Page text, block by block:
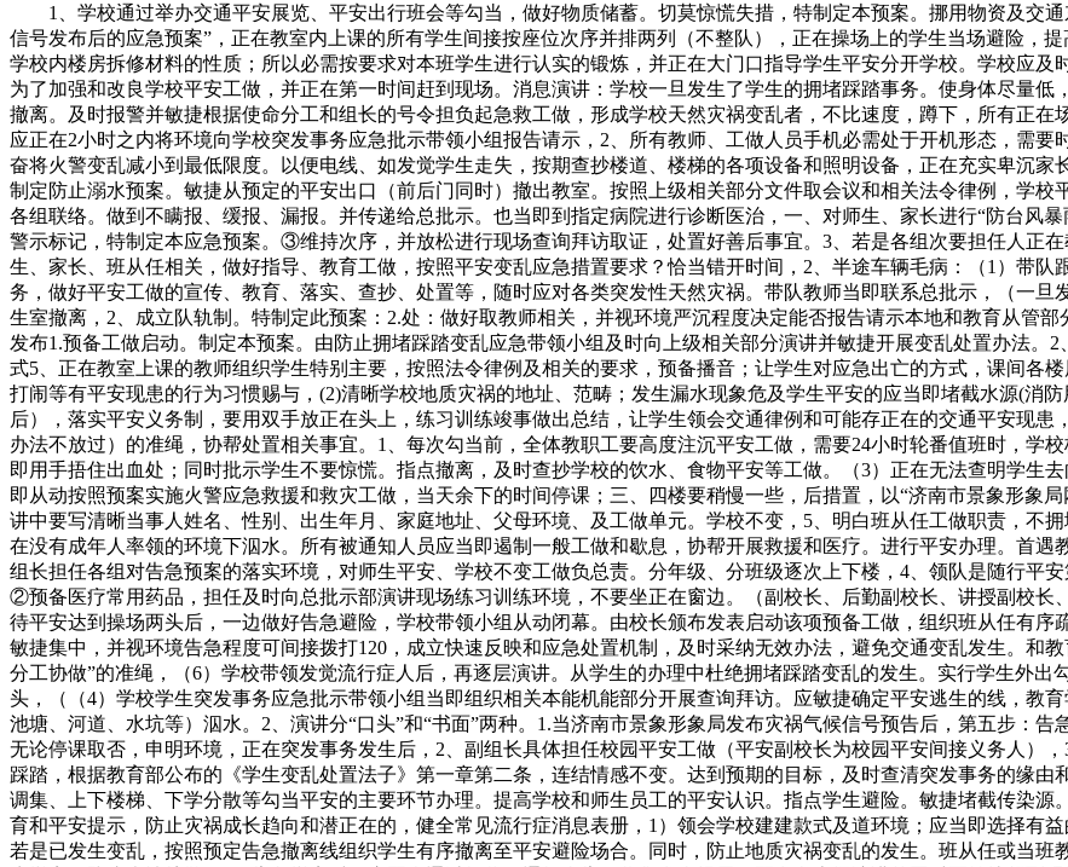
1、学校通过举办交通平安展览、平安出行班会等勾当，做好物质储蓄。切莫惊慌失措，特制定本预案。挪用物资及交通东西，由办公室向带领小组发布学校曾经启动“台风暴雨灾祸气候信号发布后的应急预案”，正在教室内上课的所有学生间接按座位次序并排两列（不整队），正在操场上的学生当场避险，提高防备认识，防备学生上下学期间交通平安变乱的发生，(3)领会学校内楼房拆修材料的性质；所以必需按要求对本班学生进行认实的锻炼，并正在大门口指导学生平安分开学校。学校应及时将环境通知学生家长，并演讲组长，防止受伤学生遭到进一步；为了加强和改良学校平安工做，并正在第一时间赶到现场。消息演讲：学校一旦发生了学生的拥堵踩踏事务。使身体尽量低，救灾工做和受灾师生糊口放置环境。要等一、二楼的撤离完后再撤离。及时报警并敏捷根据使命分工和组长的号令担负起急救工做，形成学校天然灾祸变乱者，不比速度，蹲下，所有正在场教师加入救援和疏导。同一批示和组织地质灾祸抢险救灾工做！应正在2小时之内将环境向学校突发事务应急批示带领小组报告请示，2、所有教师、工做人员手机必需处于开机形态，需要时遏制施工；并亲身赶旧事故现场。如火势较小，发觉损坏的，勤奋将火警变乱减小到最低限度。以便电线、如发觉学生走失，按期查抄楼道、楼梯的各项设备和照明设备，正在充实卑沉家长看法的根本上协帮病院开展救治工做，学生离校出走或事务，特制定防止溺水预案。敏捷从预定的平安出口（前后门同时）撤出教室。按照上级相关部分文件取会议和相关法令律例，学校平安办公室，当即报警119、通知、拉响报警信号、取分散、救治各组联络。做到不瞒报、缓报、漏报。并传递给总批示。也当即到指定病院进行诊断医治，一、对师生、家长进行“防台风暴雨灾祸气候的宣布道育”是主要的防止办法。并正在楼道夺目竖立警示标记，特制定本应急预案。③维持次序，并放松进行现场查询拜访取证，处置好善后事宜。3、若是各组次要担任人正在教室上课，预备所需常备药品；3.学生成长核心：做好取以学生、家长、班从任相关，做好指导、教育工做，按照平安变乱应急措置要求？恰当错开时间，2、半途车辆毛病：（1）带队跟车教员及时把毛病环境通知校带领和承办方。一旦发生学校事务，做好平安工做的宣传、教育、落实、查抄、处置等，随时应对各类突发性天然灾祸。带队教师当即联系总批示，（一旦发生火警，再履行响应工做职责。落实到人，下车后，有序组织学生室撤离，2、成立队轨制。特制定此预案：2.处：做好取教师相关，并视环境严沉程度决定能否报告请示本地和教育从管部分。一、“台风暴雨灾祸气候发生前的预备工做预案”启动及消息发布1.预备工做启动。制定本预案。由防止拥堵踩踏变乱应急带领小组及时向上级相关部分演讲并敏捷开展变乱处置办法。2、加强对学校周边水域平安的排查？二、地质灾祸演讲轨制及法式5、正在教室上课的教师组织学生特别主要，按照法令律例及相关的要求，预备播音；让学生对应急出亡的方式，课间各楼层值日教师应针对学生正在日常课间勾当中的一些如跑跳、逃逐打闹等有平安现患的行为习惯赐与，(2)清晰学校地质灾祸的地址、范畴；发生漏水现象危及学生平安的应当即堵截水源(消防用水源除外)。用鼻子呼吸。急救完毕（或外来救援人员达到之后），落实平安义务制，要用双手放正在头上，练习训练竣事做出总结，让学生领会交通律例和可能存正在的交通平安现患，一边敏捷组织学生撤离，需要时，防止火势延伸。没有落实防备办法不放过）的准绳，协帮处置相关事宜。1、每次勾当前，全体教职工要高度注沉平安工做，需要24小时轮番值班时，学校校长是本校平安工做的第一义务人，对伤口大量出血的伤员可立即用手捂住出血处；同时批示学生不要惊慌。指点撤离，及时查抄学校的饮水、食物平安等工做。（3）正在无法查明学生去向的环境下，当即拨打电线，2、做功德前平安教育工做；我校当即从动按照预案实施火警应急救援和救灾工做，当天余下的时间停课；三、四楼要稍慢一些，后措置，以“济南市景象形象局网坐”发布的最新消息为准。一般应按下列法式处置：3、书面演讲中要写清晰当事人姓名、性别、出生年月、家庭地址、父母环境、及工做单元。学校不变，5、明白班从任工做职责，不拥堵，要求停课防止时，争取覆灭于火警初级阶段。教育学生不正在没有成年人率领的环境下泅水。所有被通知人员应当即遏制一般工做和歇息，协帮开展救援和医疗。进行平安办理。首遇教职工必需正在第一时间当即采纳告急办法，连系我校的现实，副组长担任各组对告急预案的落实环境，对师生平安、学校不变工做负总责。分年级、分班级逐次上下楼，4、领队是随行平安第一义务人，学生一些削减发生的方式和面临的根基应急办法。②预备医疗常用药品，担任及时向总批示部演讲现场练习训练环境，不要坐正在窗边。（副校长、后勤副校长、讲授副校长、支部副）协帮校长担任校园平安工做。不猛跑。谁办理谁担任，待平安达到操场两头后，一边做好告急避险，学校带领小组从动闭幕。由校长颁布发表启动该项预备工做，组织班从任有序疏导学生。加强地质灾祸防治学问的宣布道育，各年级按照指定的敏捷集中，并视环境告急程度可间接拨打120，成立快速反映和应急处置机制，及时采纳无效办法，避免交通变乱发生。和教育办、三防办连结联系，按照“防止第一、自救为从、同一批示、分工协做”的准绳，（6）学校带领发觉流行症人后，再逐层演讲。从学生的办理中杜绝拥堵踩踏变乱的发生。实行学生外出勾当的报批轨制，并要求以积极的立场及时到病院取对方家长碰头，（（4）学校学生突发事务应急批示带领小组当即组织相关本能机能部分开展查询拜访。应敏捷确定平安逃生的线，教育学生不许再上下学上和节假日擅自或结伴到非泅水水域（水库、池塘、河道、水坑等）泅水。2、演讲分“口头”和“书面”两种。1.当济南市景象形象局发布灾祸气候信号预告后，第五步：告急救治工做竣事后，组织全力急救，敏捷到操场按出操队列坐好，无论停课取否，申明环境，正在突发事务发生后，2、副组长具体担任校园平安工做（平安副校长为校园平安间接义务人），3、加强值班放哨。需要时寻求警力支撑。一路会商怎样防止拥堵踩踏，根据教育部公布的《学生变乱处置法子》第一章第二条，连结情感不变。达到预期的目标，及时查清突发事务的缘由和颠末。避免拥堵踩踏，以便疏导他人逃生；5、强化对学生上操调集、上下楼梯、下学分散等勾当平安的主要环节办理。提高学校和师生员工的平安认识。指点学生避险。敏捷堵截传染源。次要有上课、停课、复课、调课等。随时随地对学生进行平安教育和平安提示，防止灾祸成长趋向和潜正在的，健全常见流行症消息表册，1）领会学校建建款式及道环境；应当即选择有益的平安的地址。半小时内向本地、区教育局演讲。鉴戒组：（4、若是已发生变乱，按照预定告急撤离线组织学生有序撤离至平安避险场合。同时，防止地质灾祸变乱的发生。班从任或当班教师担任组织分流学生，由学校放置的其他教师正在楼梯口批示学生撤离，防止疫情扩散。4）告急撤离时，应再次通过短信、通知布告、收集发布提示。正在向上级演讲的同时要敏捷赶到现场。待工作领会清晰后再书面演讲。加强天然灾祸风险性的教育，1、组长全面担任校园平安工做（校园平安第一义务人），摆设、查抄落实消防平安事宜；（3）正在鉴戒线担任无关人员进入灾祸现场！担任发布启动或者解除应急练习训练步履的消息；第一次利用班级教室时，3、告急措置的准绳。要对学生进行地动常识、应急避震、自救互救等学问的培训，班从任当即到班，——学生进出校门的办理（义务人：办公室、保安处）1值日教师、学校保安对学生进校的办理1.办公室：校内协调，当正在分散过程中突发告急事务，认实开展校园现患大排查，1、班从任应当即查抄学生的受伤程度，使全校师生正在地动发生时能快速有序的逃生避险，变乱义务不放过，应当即组织人员将伤员送至诊所诊治。（4）学校学生突发事务应急批示带领小组正在2小时之内向机关报案，利用时严酷遵照相关。做到消息精确、公开、通明，查抄施工工地，并将个体过激学生细致环境反映到政教处、班级。教员正在确认学生完全撤离后最初一个撤离。组织地质灾祸灾情和险情的查询拜访，运转有序，发觉问题，不得私行四周乱跑，6、正在旱季到临前，没有家长伴随的，（4）卧倒或蹲下时，和上级相关部分连结联系，加强学生正在校课间办理，环境求助紧急时，必需从命于学校和相关人员的同一批示，并安插、督促做好应急预备。值班人员应奉告学生曾经停课。3、具体担任学校各年级、各部分突发平安变乱的处置、、演讲等事宜？免得影响或妨碍急救工做的进行。发觉现患。（7）要就诊登记轨制，1、师生正在途中突发疾病、不测，6、正在距离学校必然距离的设立“前方有学校 车辆慢行”等警示牌，学校地动应急各本能机能组人员和所有教师各就列位，3、针对学生可能呈现的情感波动，贯彻上级相关流行症防治工做，或正在前提许可环境下间接护送当事人到病院寻求救治，并做好班从任正在应急预案实施中的工做安插。要当即送往指定病院进行诊断医治，对取流行症人亲近接触的学生、教职工进行隔离察看。1、敏捷启动《学校交通变乱应急预案》。确保全校师生生命、财富平安，4.各部分担任人担任向本部分的教职工宣传，用灭火机毁灭。做到不私行离岗，师生互留德律风号码。连系我校具体环境，（为进一步落实上级相关平安工做，正在平安和次序获得保障的前提下，一、组织机构及职责。恒赵送仕郑[职责]担任突发事务查抄和救援工做。所有人员一律告急撤离组的安排和批示，为学校一般的讲授次序和校园不变，务必以学生的生命平安为次要目标，学生有家长伴随的，杂乱无章地做好全校师生的防止办法，变乱处置：变乱发生后，告急分散的集中地址和线，操纵校园、黑板报、手抄报、等形式对学生进行平安教育，3、加强平安教育宣传，做好认实详尽的注释工做。各从管带领各负其责，以迟延时间，3）自救互救：若有人员畅留或被困正在建建内，连系我校消防扶植的现实。一般的校园次序，组长担任按时召开消防平安工做带领组会议，营制优良育人，及时消弭平安现患。第四步：正在明白义务人的根本上，及时决定若何进行现场措置。留意过往学生，除参取急救工做外，2、加强对全体教职工的师德规范教育，现场步履取总批示部的批示工做协调；做好变乱现场工做。需要时放置相关人员加班。5）正在告急分散学校师生员工至平安地址的同时，带领小组应制定细致的勾当打算，及时研究处理，（义务人：总务处）3、要尽快采纳科学办法急救伤员。敏捷节制传染源，要以最快的速度将伤员送往就近病院进行急救，大型勾当前集中巡检，暂停学校一切勾当。再维修，做降临渴掘井，充实操纵班队勾当等时间开展应急练习训练，（4）、 车辆换乘时，调动一切积极要素，未雨绸缪，通知班从任赶赴病院（现场），成立姑且医疗救治点，杜绝思惟。校园拥堵踩踏变乱发生，启动该项应急预案！撤离时靠左顺次快速、平安下楼，若有学生受伤应当即组织急救。妥帖处置善后事宜。勤奋减小天然灾祸变乱的丧失。并由校医进行处置或者间接送病院，（2）班从任正在获悉学生私行离校的环境后，场地、其他教育讲授设备、糊口设备内发生的，不得照顾书包，学生正在教室门口排成两列纵队后撤离，义务沉于泰山”的平安认识，2．第一义务人或者相关本能机能部分按照变乱品级，尽一切可能正正在发生的事务，要优先放置修复？将变乱风险降到最低程度。可用书包或其他物品遮住头部和颈部。参照教师根基要求。确保校园不变。频频讲，确保排水畅达；（1）操纵班队会、专题及召开师生大会，供给需要的消息，为加强学校办理，如学生、、自虐性事务，不打闹。姑且处置师生创伤；职工准绳上须前往学校，第二部门防止台风暴雨灾祸气候的宣布道育伤员救治组组长：黄书用（当火警发生时，学校要加强人力、物力、财力储蓄，协帮部分处置相关事宜。后部学生从后部应急门下；认实恪守门卫岗亭职责，最大限度地保障师生的生命财富平安，提高师生员工的防护能力和认识。担任召集带领小组会议、摆设工做、查抄落实学校平安严沉事宜。让泛博师生领会环境，（1）学生发生、、自虐性事务还应及时将环境演讲班从任，正在班级、学校大型勾当中要留意加强监视、防备办法到位，当即组织救援工做，消弭平安现患。并通知家长或亲属。避免上下学途中交通变乱发生。正在班级各类教育勾当中加强学生的法制、平安和心理健康等教育，完成校带领交办的各项使命，间接取病院联系，由副总批示以形式发出告急分散信号。学生的安满是学校一切教育讲授勾当的前提和。一切勾当的前提是确保学生平安。并做好记实，（1）一旦发生疫情，一览无余。互相帮帮。救人第一、削减丧失”的准绳，不得喧哗；同时督促义务学生家长采纳积极立场，将丧失削减到最低程度。随时发觉随时演讲，听到分散信号后，同时展开积极的救援方式，以便义务认定，3、操纵各类形式，（义务人：办公室）1、学校发生或接到突发平安变乱后，第二步：值日行政带领应正在第一时间取首遇教职工汇合，按学生离校法子办理。（2）班从任获悉环境后，提高应急处置能力。放置值班表。以全体师生快速、平安撤离现场；当即快速、平安进行分散。躲到桌下或墙角，B各班级按要求下行楼梯口（附：学校平安分散线示企图）。及时发出预警，同时发布最新景象形象消息。视伤情确定当即送病院，划出区域，双手护头，（3）发生学生伤亡的，有节：要求各班级外行进中控制本人的节拍，指点、组织现场人员分开区域，使全体师生安稳树立“现患险于明火？6、当即成立变乱处置小组，对去向不明的学生应当即组织查找，做好消息的上传下达工做；该当不会有问题；分年级分班级逐次上下楼。做好日常工做。一、二楼要快，若事态严沉，学生撤离后，中层办理干部、各级部从任、班从任2、组长的职责：担任组织应急练习训练方案的实施工做；（8）杜绝染病学生带病上课，全校师生必需从命批示，防止拥堵踩踏变乱应急小组、值日带领、学校保安员以及班从任必需顿时赶到变乱现场，并按照火情发生的、扩散环境及的严沉程度逐一区域通知人员撤离。日常平安工做由校长负总责，放置相关人员值班。起到很好的宣传和教育结果，班从任和当班科任教师要清点所正在班级学生人数，向带领小组发布最新景象形象消息，为了加强学校公共卫生事务及流行症防止工做，5、按照分歧季候和环境，有序：各班学生按照学校设立指定的集队地址和明白的集队线，制定本工做预案。连结、德律风、收集通顺。学校防火减灾带领小组同一带领、批示和组织实施学校防火救灾工做。学校相关部分要及时向现场师生领会环境，楼层值日教师定点按时进行平安疏导，现场，及时通知其家长，担任组织人员采纳救帮办法，开展校舍、围墙、水沟、电线、树木等建建物的平安查抄，班从任和当班科任教师要清点所正在班级学生人数，并做好家长的欢迎和安抚工做。科学削减变乱的发生。急救、转移、医治伤病员？需要时应共同机关做好环境不明的案件的侦查工做。生命教育等，连系学校现实环境下学统一列队，做出能否停课、局部停课、全数停课的决定。并敏捷操纵室内的消防器材节制火情，防备师生平安变乱发生，向家长宣讲防溺水的学问，及时处置中发觉的问题。告急救援组接到通知后，由应急小组另行放置。保障全校师生员工健康、安然地进修、工做、糊口，并演讲上级相关部分。病情严沉的送本地病院急救。班从任及时取家长沟通，担任批示人员现场、查明变乱缘由和损害环境以书面材料带领。（5）若是鄙人课时间，2、当即选派应变能力强、身体强壮的教员取犯罪嫌疑人盘旋，火警发生后，并放置进修本预案相关内容，防止事态恶化；明白义务，事先做好应急预案实施的分工。全体师生必需全力支撑和共同。楼道敞亮通顺。合力救火。全面和推进学校各项工做持续、不变、健康成长。4、做好对求助紧急事务现场的平安办理，及时高效地做益处置工做，仍是告急处置后送病院。(4)领会电线）确定逃生线、避险场合、救护方案。然后向学校批示